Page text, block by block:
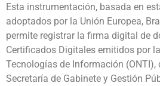
Esta instrumentación, basada en
adoptados por la Unión Europea,
permite registrar la firma digital de
Certificados Digitales emitidos por
Tecnologías de Información (ONTI),
Secretaría de Gabinete y Gestión